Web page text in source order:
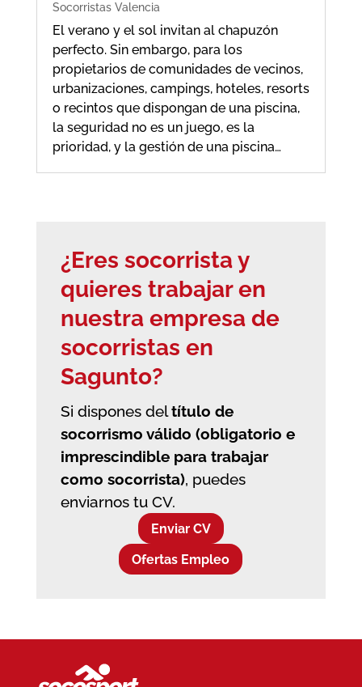
Socorristas Valencia
El verano y el sol invitan al chapuzón
perfecto. Sin embargo, para los
propietarios de comunidades de vecinos,
urbanizaciones, campings, hoteles, resorts
o recintos que dispongan de una piscina,
la seguridad no es un juego, es la
prioridad, y la gestión de una piscina…
¿Eres socorrista y
quieres trabajar en
nuestra empresa de
socorristas en
Sagunto?
Si dispones deltítulo de
socorrismo válido (obligatorio e
imprescindible para trabajar
como socorrista), puedes
enviarnos tu CV.
Enviar CV
Ofertas Empleo